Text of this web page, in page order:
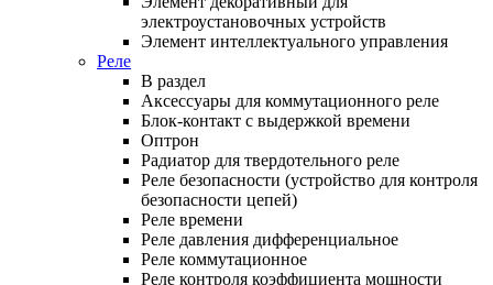
электроустановочных устройств
Элемент интеллектуального управления
Реле
В раздел
Аксессуары для коммутационного реле
Блок-контакт с выдержкой времени
Оптрон
Радиатор для твердотельного реле
Реле безопасности (устройство для контроля
безопасности цепей)
Реле времени
Реле давления дифференциальное
Реле коммутационное
Реле контроля коэффициента мощности